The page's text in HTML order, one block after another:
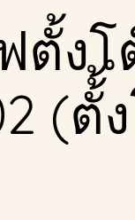
ตั้งโ
(ตั้้